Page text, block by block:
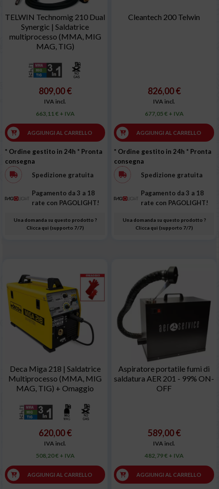
TELWIN Technomig 210 Dual
Synergic | Saldatrice
multiprocesso (MMA, MIG
MAG, TIG)
809,00 €
IVA incl.
663,11 € + IVA
AGGIUNGI AL CARRELLO
* Ordine gestito in 24h * Pronta
consegna
Spedizione gratuita
Pagamento da 3 a 18
rate con PAGOLIGHT!
Una domanda su questo prodotto ?
Clicca qui (supporto 7/7)
Cleantech 200 Telwin
826,00 €
IVA incl.
677,05 € + IVA
AGGIUNGI AL CARRELLO
* Ordine gestito in 24h * Pronta
consegna
Spedizione gratuita
Pagamento da 3 a 18
rate con PAGOLIGHT!
Una domanda su questo prodotto ?
Clicca qui (supporto 7/7)
Deca Miga 218 | Saldatrice
Multiprocesso (MMA, MIG
MAG, TIG) + Omaggio
620,00 €
IVA incl.
508,20 € + IVA
AGGIUNGI AL CARRELLO
Aspiratore portatile fumi di
saldatura AER 201 - 99% ON-
OFF
589,00 €
IVA incl.
482,79 € + IVA
AGGIUNGI AL CARRELLO